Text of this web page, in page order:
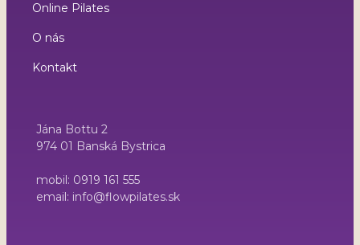
Online Pilates
O nás
Kontakt
Jána Bottu 2
974 01 Banská Bystrica
mobil: 0919 161 555
email: info@flowpilates.sk